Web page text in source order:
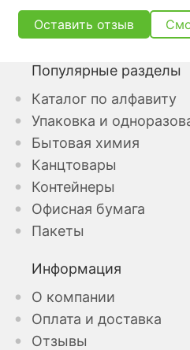
Оставить отзыв
Популярные разделы
Каталог по алфавиту
Упаковка и
Бытовая химия
Канцтовары
Контейнеры
Офисная бумага
Пакеты
Информация
О компании
Оплата и доставка
Отзывы